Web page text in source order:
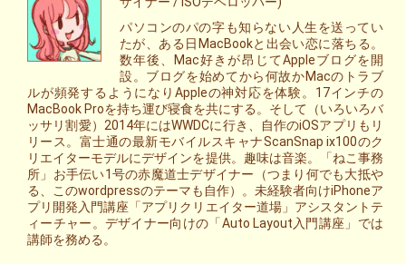
パソコンのパの字も知らない人生を送ってい
たが、ある日MacBookと出会い恋に落ちる。
数年後、Mac好きが昂じてAppleブログを開
設。ブログを始めてから何故かMacのトラブ
ルが頻発するようになりAppleの神対応を体験。17インチの
MacBook Proを持ち運び寝食を共にする。そして（いろいろバ
ッサリ割愛）2014年にはWWDCに行き、自作のiOSアプリもリ
リース。富士通の最新モバイルスキャナScanSnap ix100のク
リエイターモデルにデザインを提供。趣味は音楽。「ねこ事務
所」お手伝い1号の赤魔道士デザイナー（つまり何でも大抵や
る、このwordpressのテーマも自作）。未経験者向けiPhoneア
プリ開発入門講座「アプリクリエイター道場」アシスタントテ
ィーチャー。デザイナー向けの「Auto Layout入門講座」では
講師を務める。